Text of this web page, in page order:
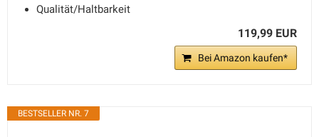
Qualität/Haltbarkeit
119,99 EUR
Bei Amazon kaufen*
BESTSELLER NR. 7